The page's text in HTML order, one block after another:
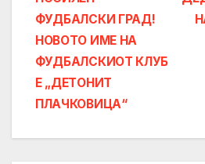
ФУДБАЛСКИ ГРАД!
НОВОТО ИМЕ НА
ФУДБАЛСКИОТ КЛУБ
Е „ДЕТОНИТ
ПЛАЧКОВИЦА“